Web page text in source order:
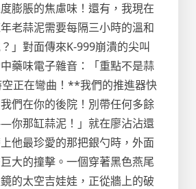
膨脹的焦慮味！還有，我現在
老蒜泥需要每隔三小時的溫和
」對面傳來K-999崩潰的尖叫
藥味電子雜音：「重點不是蒜
正在彎曲！**我們的推進器快
們在你的後院！別帶任何多餘
你那缸蒜泥！」就在廖沾沾還
他最珍愛的那把銀勺時，外面
大的撞擊。一個穿著黑色燕尾
的太空吉娃娃，正從牆上的破